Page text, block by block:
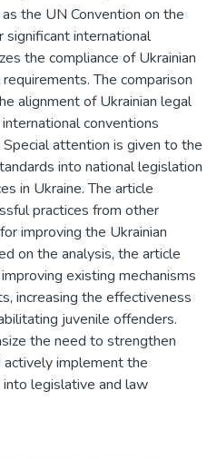
the UN Convention on the
significant international
the compliance of Ukrainian
The comparison
alignment of Ukrainian legal
conventions
attention is given to the
into national legislation
in Ukraine. The article
practices from other
improving the Ukrainian
on the analysis, the article
existing mechanisms
increasing the effectiveness
juvenile offenders.
the need to strengthen
actively implement the
into legislative and law